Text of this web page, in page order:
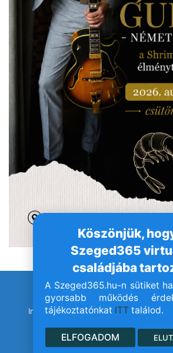
Köszönjük,
Szeged365
családjába
A Szeged365.hu-n sütiket
gyorsabb működés
tájékoztatónkat ITT találod.
ELFOGADOM
© Szeged365.hu I Minden jog
Impresszum
Adatvédelem
FacebookYouTube